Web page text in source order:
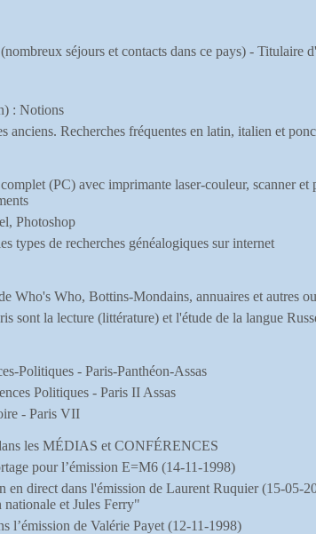
séjours et contacts dans ce pays) - Titulaire
: Notions
anciens. Recherches fréquentes en latin, italien et
(PC) avec imprimante laser-couleur, scanner
Photoshop
types de recherches généalogiques sur internet
Who's Who, Bottins-Mondains, annuaires et autres
sont la lecture (littérature) et l'étude de la langue
Politiques - Paris-Panthéon-Assas
Politiques - Paris II Assas
- Paris VII
les MÉDIAS et CONFÉRENCES
pour l’émission E=M6 (14-11-1998)
en direct dans l'émission de Laurent Ruquier (15-05-
et Jules Ferry"
l’émission de Valérie Payet (12-11-1998)